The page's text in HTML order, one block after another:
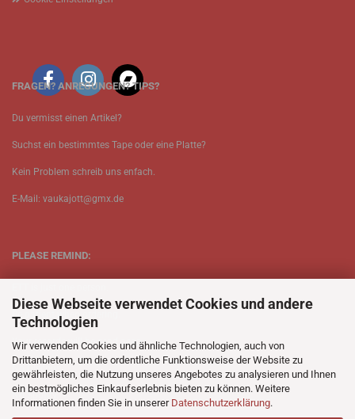
Diese Webseite verwendet Cookies und andere
Technologien
Wir verwenden Cookies und ähnliche Technologien, auch von
Drittanbietern, um die ordentliche Funktionsweise der Website zu
gewährleisten, die Nutzung unseres Angebotes zu analysieren und Ihnen
ein bestmögliches Einkaufserlebnis bieten zu können. Weitere
Informationen finden Sie in unserer Datenschutzerklärung.
FRAGEN? ANREGUNGEN? TIPS?
Du vermisst einen Artikel?
Suchst ein bestimmtes Tape oder eine Platte?
Kein Problem schreib uns enfach.
E-Mail: vaukajott@gmx.de
PLEASE REMIND:
Be patient when ordering.
Your records will be send asap.
No Discogs.
No Spotify.